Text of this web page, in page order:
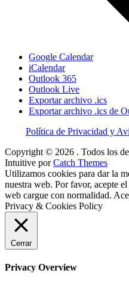
Google Calendar
iCalendar
Outlook 365
Outlook Live
Exportar archivo .ics
Exportar archivo .ics de
Política de Privacidad y
Copyright © 2026 . Todos los
Intuitive porCatch Themes
Utilizamos cookies para dar la
nuestra web. Por favor, acepte
web cargue con normalidad.
Privacy & Cookies Policy
Cerrar
Privacy Overview